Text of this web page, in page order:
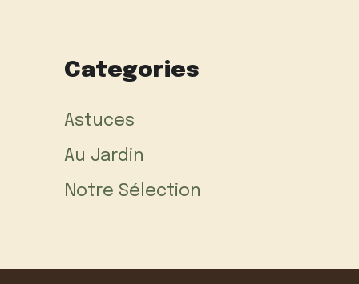
Categories
Astuces
Au Jardin
Notre Sélection